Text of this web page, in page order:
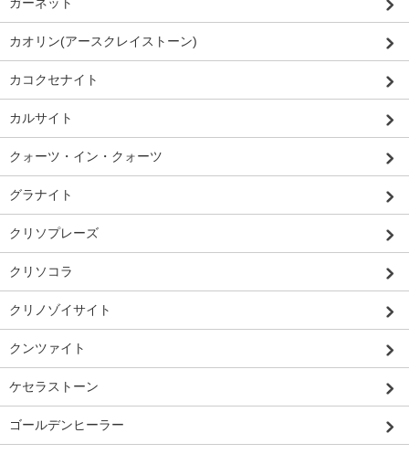
カオリン(アースクレイストーン)
カコクセナイト
カルサイト
クォーツ・イン・クォーツ
グラナイト
クリソプレーズ
クリソコラ
クリノゾイサイト
クンツァイト
ケセラストーン
ゴールデンヒーラー